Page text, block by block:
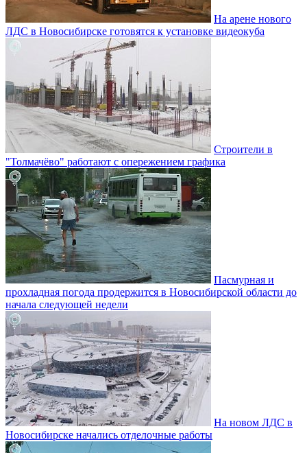
На арене нового
ЛДС в Новосибирске готовятся к установке видеокуба
Строители в
"Толмачёво" работают с опережением графика
Пасмурная и
прохладная погода продержится в Новосибирской области до
начала следующей недели
На новом ЛДС в
Новосибирске начались отделочные работы